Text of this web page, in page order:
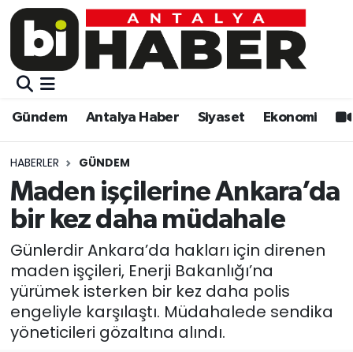
Gündem Antalya Haber Siyaset Ekonomi
HABERLER GÜNDEM
Maden işçilerine Ankara’da
bir kez daha müdahale
Günlerdir Ankara’da hakları için direnen
maden işçileri, Enerji Bakanlığı’na
yürümek isterken bir kez daha polis
engeliyle karşılaştı. Müdahalede sendika
yöneticileri gözaltına alındı.
Gündem
Siyaset
Ekonomi
Video
Eğitim
Kültür-sanat
Sağlık
Gündem
Siyaset
Eğitim
Ekonomi
Kültür-sanat
Sağlık
Spor
Muratpaşa Nöbetçi Eczaneler
Muratpaşa Trafik Yoğunluk Haritası
Süper Lig Puan Durumu ve Fikstür
Tüm Manşetler
Son Dakika Haberleri
Haber Arşivi